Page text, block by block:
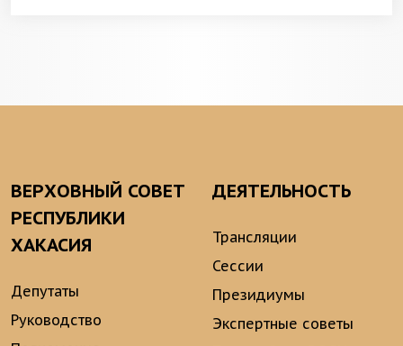
ВЕРХОВНЫЙ СОВЕТ
РЕСПУБЛИКИ
ХАКАСИЯ
Депутаты
Руководство
ДЕЯТЕЛЬНОСТЬ
Трансляции
Сессии
Президиумы
Экспертные советы